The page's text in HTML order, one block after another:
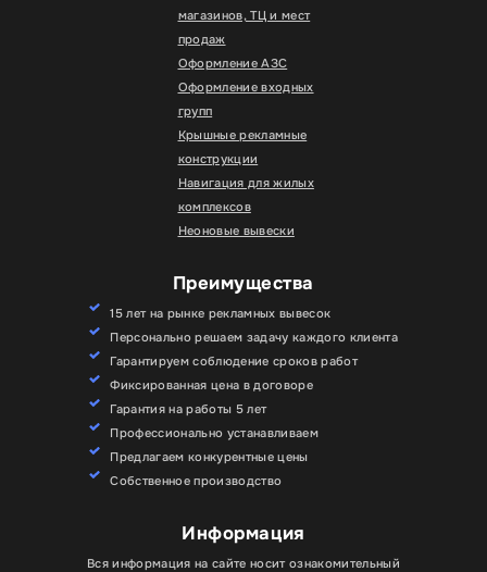
магазинов, ТЦ и мест
продаж
Оформление АЗС
Оформление входных
групп
Крышные рекламные
конструкции
Навигация для жилых
комплексов
Неоновые вывески
Преимущества
15 лет на рынке рекламных вывесок
Персонально решаем задачу каждого клиента
Гарантируем соблюдение сроков работ
Фиксированная цена в договоре
Гарантия на работы 5 лет
Профессионально устанавливаем
Предлагаем конкурентные цены
Собственное производство
Информация
Вся информация на сайте носит ознакомительный